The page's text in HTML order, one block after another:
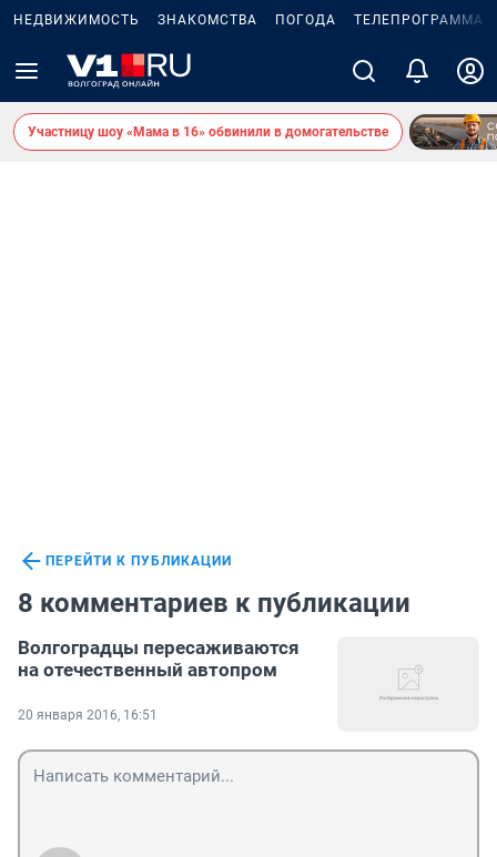
НЕДВИЖИМОСТЬ ЗНАКОМСТВА ПОГОДА ТЕЛЕПРОГРАММА
Участницу шоу «Мама в 16» обвинили в домогательстве
ПЕРЕЙТИ К ПУБЛИКАЦИИ
8 комментариев к публикации
Волгоградцы пересаживаются
на отечественный автопром
20 января 2016, 16:51